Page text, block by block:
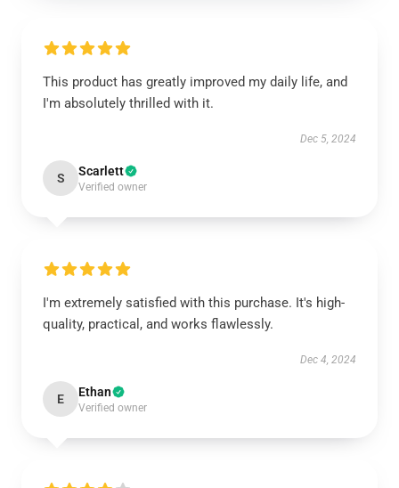
This product has greatly improved my daily life, and
I'm absolutely thrilled with it.
Dec 5, 2024
S Scarlett
Verified owner
I'm extremely satisfied with this purchase. It's high-
quality, practical, and works flawlessly.
Dec 4, 2024
E Ethan
Verified owner